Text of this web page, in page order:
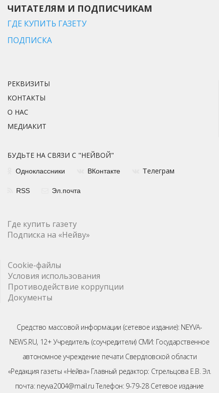
ЧИТАТЕЛЯМ И ПОДПИСЧИКАМ
ГДЕ КУПИТЬ ГАЗЕТУ
ПОДПИСКА
РЕКВИЗИТЫ
КОНТАКТЫ
О НАС
МЕДИАКИТ
БУДЬТЕ НА СВЯЗИ С "НЕЙВОЙ"
Одноклассники ВКонтакте Телеграм
RSS Эл.почта
Где купить газету
Подписка на «Нейву»
Cookie-файлы
Условия использования
Противодействие коррупции
Документы
Средство массовой информации (сетевое издание): NEYVA-
NEWS.RU, 12+ Учредитель (соучредители) СМИ: Государственное
автономное учреждение печати Свердловской области
«Редакция газеты «Нейва» Главный редактор: Стрельцова Е.В. Эл.
почта: neyva2004@mail.ru Телефон: 9-79-28 Сетевое издание